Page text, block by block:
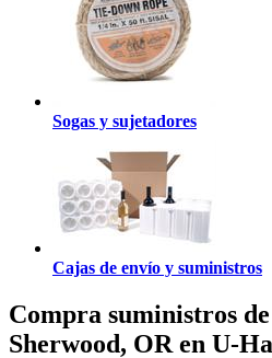
Sogas y sujetadores
Cajas de envío y suministros
Compra suministros
Sherwood, OR en U-